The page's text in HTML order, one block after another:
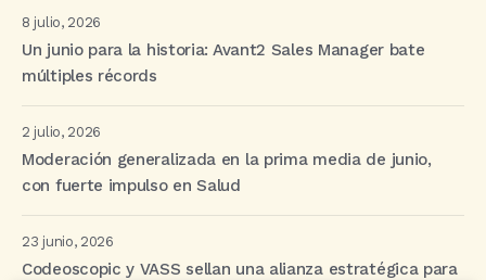
8 julio, 2026
Un junio para la historia: Avant2 Sales Manager bate
múltiples récords
2 julio, 2026
Moderación generalizada en la prima media de junio,
con fuerte impulso en Salud
23 junio, 2026
Codeoscopic y VASS sellan una alianza estratégica para